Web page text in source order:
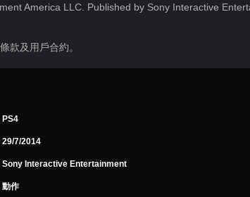
America LLC. Published by Sony Interactive
款及用戶合約。
PS4
29/7/2014
Sony Interactive Entertainment
動作